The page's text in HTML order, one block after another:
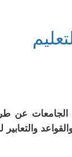
خصوصية لطلاب الصف ١١ و١٢